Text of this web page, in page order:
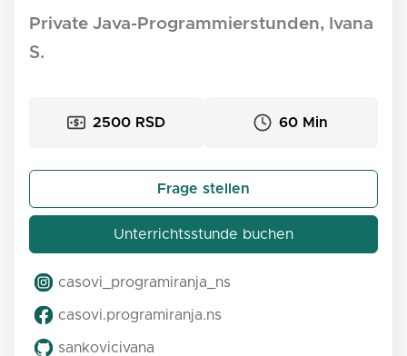
Private Java-Programmierstunden, Ivana
S.
2500 RSD 60 Min
Frage stellen
Unterrichtsstunde buchen
casovi_programiranja_ns
casovi.programiranja.ns
sankovicivana